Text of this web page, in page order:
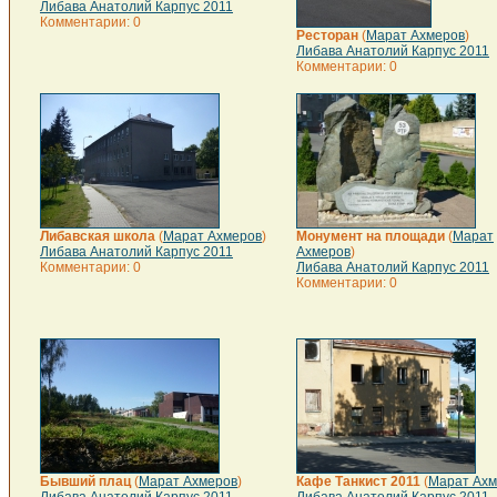
Либава Анатолий Карпус 2011
Комментарии: 0
Ресторан (Марат Ахмеров)
Либава Анатолий Карпус 2011
Комментарии: 0
Либавская школа (Марат Ахмеров)
Либава Анатолий Карпус 2011
Комментарии: 0
Монумент на площади (Марат
Ахмеров)
Либава Анатолий Карпус 2011
Комментарии: 0
Бывший плац(Марат Ахмеров)
Кафе Танкист 2011 (Марат